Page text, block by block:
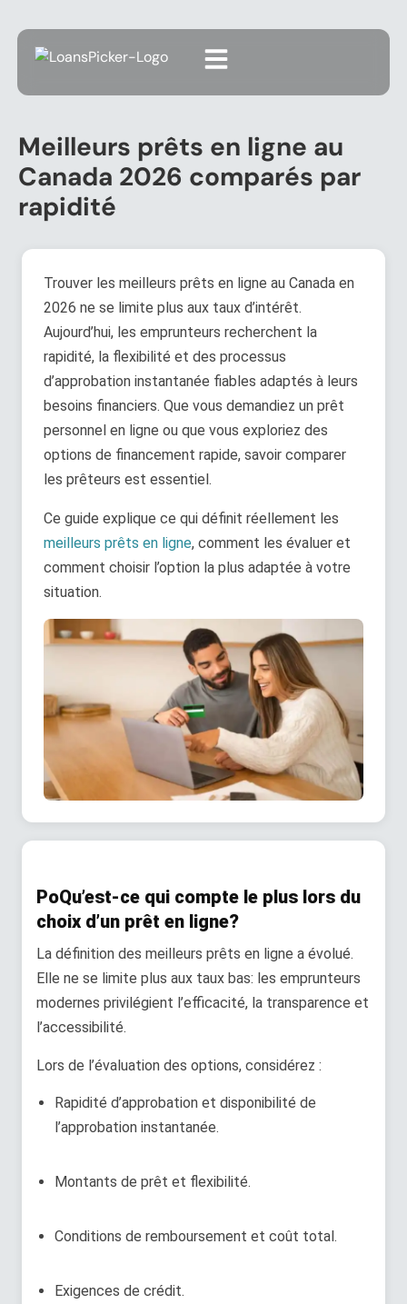
Meilleurs prêts en ligne au
Canada 2026 comparés par
rapidité
Trouver les meilleurs prêts en ligne au Canada en
2026 ne se limite plus aux taux d’intérêt.
Aujourd’hui, les emprunteurs recherchent la
rapidité, la flexibilité et des processus
d’approbation instantanée fiables adaptés à leurs
besoins financiers. Que vous demandiez un prêt
personnel en ligne ou que vous exploriez des
options de financement rapide, savoir comparer
les prêteurs est essentiel.
Ce guide explique ce qui définit réellement les
meilleurs prêts en ligne, comment les évaluer et
comment choisir l’option la plus adaptée à votre
situation.
PoQu’est-ce qui compte le plus lors du
choix d’un prêt en ligne?
La définition des meilleurs prêts en ligne a évolué.
Elle ne se limite plus aux taux bas: les emprunteurs
modernes privilégient l’efficacité, la transparence et
l’accessibilité.
Lors de l’évaluation des options, considérez :
Rapidité d’approbation et disponibilité de
l’approbation instantanée.
Montants de prêt et flexibilité.
Conditions de remboursement et coût total.
Exigences de crédit.